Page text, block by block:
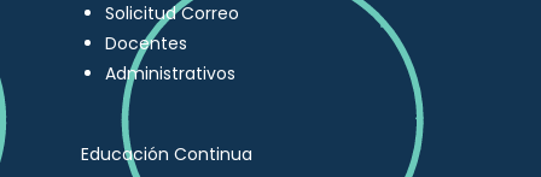
Solicitud Correo
Docentes
Administrativos
Educación Continua